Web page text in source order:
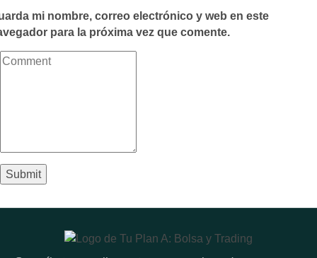
mi nombre, correo electrónico y web en este
para la próxima vez que comente.